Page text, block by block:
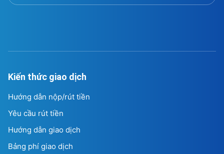
Kiến thức giao dịch
Hướng dẫn nộp/rút tiền
Yêu cầu rút tiền
Hướng dẫn giao dịch
Bảng phí giao dịch